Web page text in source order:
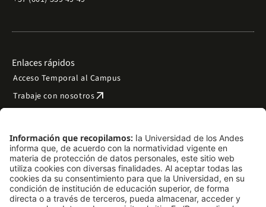
Enlaces rápidos
Acceso Temporal al Campus
Trabaje con nosotrosarrow_outward
Preguntas frecuentes
Filantropía y donacionesarrow_outward
Mapa del sitio arrow_outward